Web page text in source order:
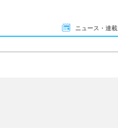
ニュース・連載